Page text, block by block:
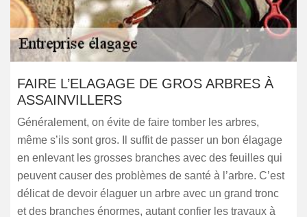
FAIRE L’ELAGAGE DE GROS ARBRES À
ASSAINVILLERS
Généralement, on évite de faire tomber les arbres,
même s’ils sont gros. Il suffit de passer un bon élagage
en enlevant les grosses branches avec des feuilles qui
peuvent causer des problèmes de santé à l’arbre. C’est
délicat de devoir élaguer un arbre avec un grand tronc
et des branches énormes, autant confier les travaux à